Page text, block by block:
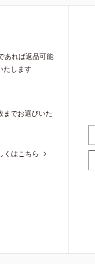
あれば返品可能
たします
までお選びいた
くはこちら